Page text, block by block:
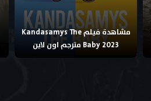
مشاهدة فيلم Kandasamys The
Baby 2023 مترجم اون لاين